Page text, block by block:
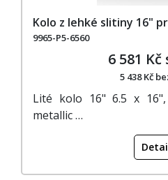
Kolo z lehké slitiny 16"
9965-P5-6560
6 581 Kč
5 438 Kč
Lité kolo 16" 6.5 x
metallic …